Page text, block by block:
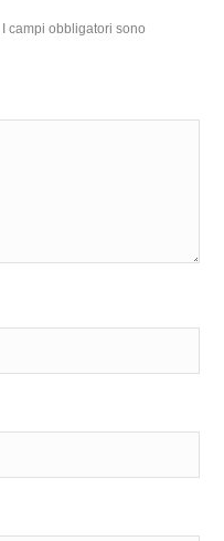
I campi obbligatori sono